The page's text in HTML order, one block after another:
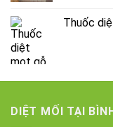
Thuốc
DIỆT MỐI TẠI